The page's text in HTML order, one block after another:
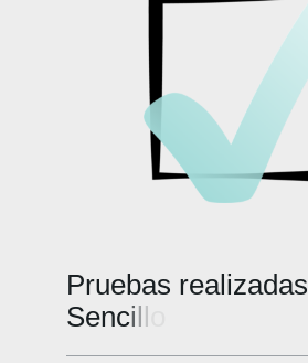
Pruebas realizadas